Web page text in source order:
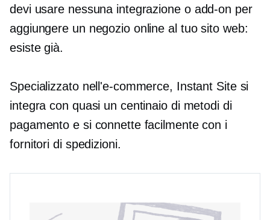
devi usare nessuna integrazione o add-on per
aggiungere un negozio online al tuo sito web:
esiste già.
Specializzato nell'e-commerce, Instant Site si
integra con quasi un centinaio di metodi di
pagamento e si connette facilmente con i
fornitori di spedizioni.